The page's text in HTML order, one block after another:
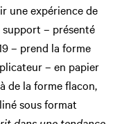
une expérience de
– présenté
– prend la forme
– en papier
de la forme flacon,
sous format